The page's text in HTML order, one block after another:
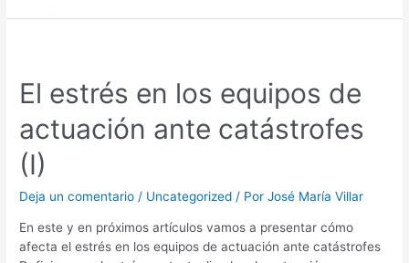
El estrés en los equipos de
actuación ante catástrofes
(I)
Deja un comentario / Uncategorized / PorJosé María Villar
En este y en próximos artículos vamos a presentar cómo
afecta el estrés en los equipos de actuación ante catástrofes